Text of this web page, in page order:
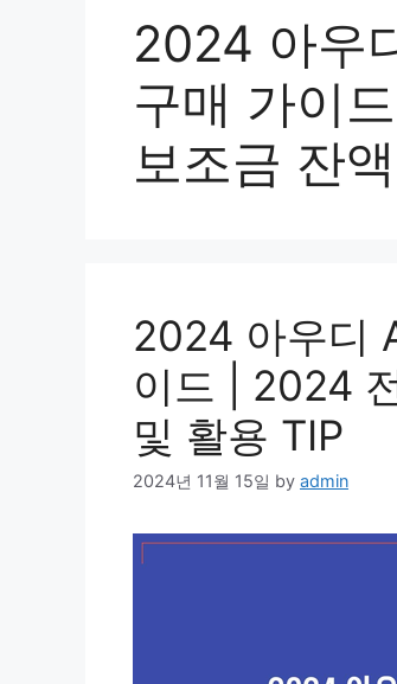
2024 아우
구매 가이
보조금 잔
2024 아우디
이드 | 2024
및 활용 TIP
2024년 11월 15일 by admin